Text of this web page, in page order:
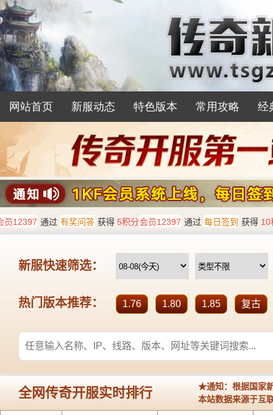
网站首页 新服动态 特色版本 常用攻略 经